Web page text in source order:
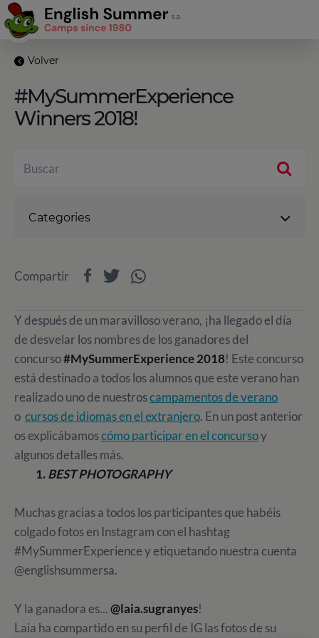
Volver
#MySummerExperience
Winners 2018!
Y después de un maravilloso verano, ¡ha llegado el día
de desvelar los nombres de los ganadores del
concurso#MySummerExperience 2018! Este concurso
está destinado a todos los alumnos que este verano han
realizado uno de nuestroscampamentos de verano
o cursos de idiomas en el extranjero. En un post anterior
os explicábamoscómo participar en el concursoy
algunos detalles más.
1. BEST PHOTOGRAPHY
Muchas gracias a todos los participantes que habéis
colgado fotos en Instagram con el hashtag
#MySummerExperience y etiquetando nuestra cuenta
@englishsummersa.
Y la ganadora es...@laia.sugranyes!
Laia ha compartido en su perfil de IG las fotos de su
Categories
Compartir